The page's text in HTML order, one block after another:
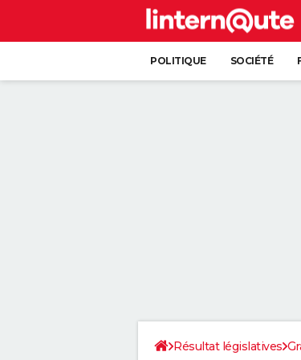
POLITIQUE SOCIÉTÉ
Résultat législatives